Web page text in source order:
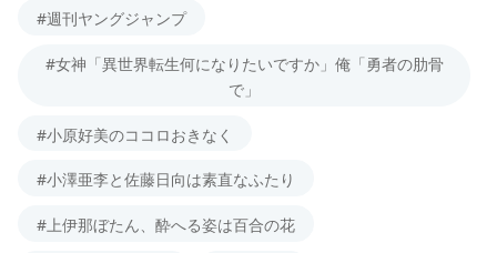
#週刊ヤングジャンプ
#女神「異世界転生何になりたいですか」俺「勇者の肋骨
で」
#小原好美のココロおきなく
#小澤亜李と佐藤日向は素直なふたり
#上伊那ぼたん、酔へる姿は百合の花